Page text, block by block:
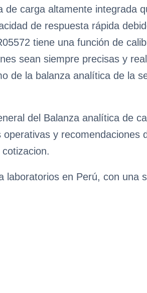
de carga altamente integrada
de respuesta rápida
tiene una función de
sean siempre precisas y
de la balanza analítica de la
del Balanza analítica de
y
laboratorios en Perú, con una